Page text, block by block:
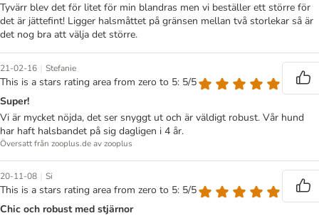
Tyvärr blev det för litet för min blandras men vi beställer ett större för
det är jättefint! Ligger halsmåttet på gränsen mellan två storlekar så är
det nog bra att välja det större.
21-02-16 | Stefanie
This is a stars rating area from zero to 5: 5/5
Super!
Vi är mycket nöjda, det ser snyggt ut och är väldigt robust. Vår hund
har haft halsbandet på sig dagligen i 4 år.
Översatt från zooplus.de av zooplus
20-11-08 | Si
This is a stars rating area from zero to 5: 5/5
Chic och robust med stjärnor